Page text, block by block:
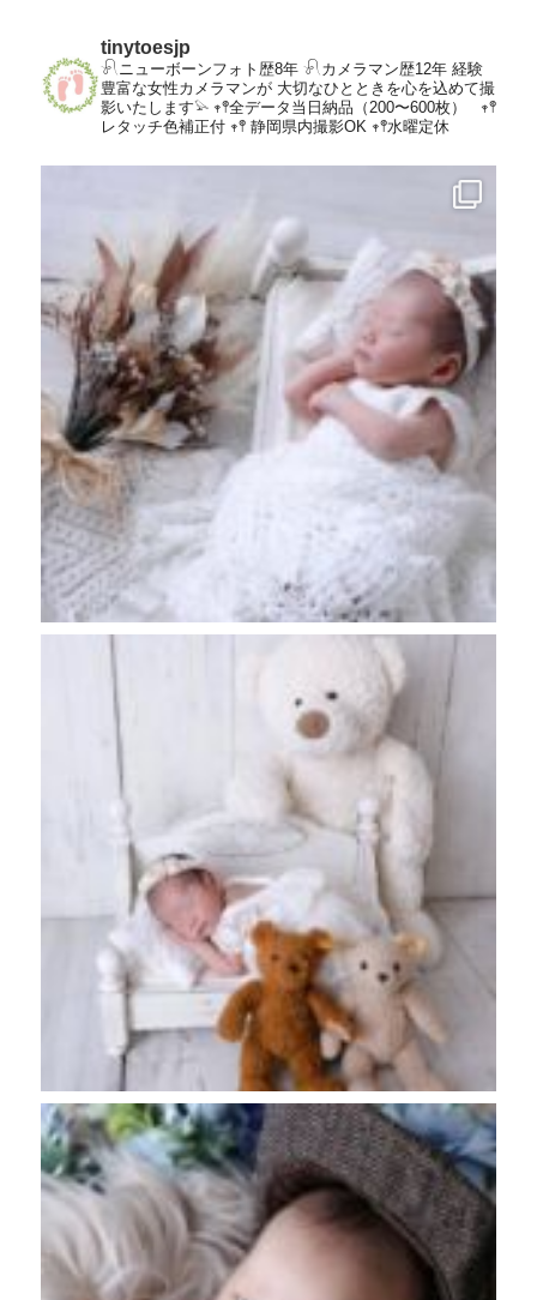
tinytoesjp
𓍯ニューボーンフォト歴8年𓍯カメラマン歴12年経験
豊富な女性カメラマンが大切なひとときを心を込めて撮
影いたします𓅫𖥧𖤣全データ当日納品（200〜600枚）
𖥧𖤣
レタッチ色補正付𖥧𖤣 静岡県内撮影OK 𖥧𖤣水曜定休